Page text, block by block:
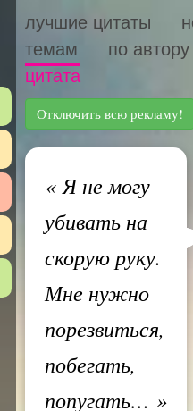
лучшие цитаты
темам
по автору
цитата
Отключить всю рекламу!
«Я не могу
убивать на
скорую руку.
Мне нужно
порезвиться,
побегать,
попугать… »